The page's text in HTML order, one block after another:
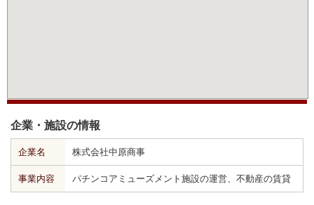
企業・施設の情報
企業名 株式会社中原商事
事業内容 パチンコアミューズメント施設の運営、不動産の賃貸